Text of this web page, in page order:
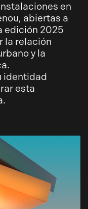
en
abiertas a
edición 2025
la relación
y la
identidad
esta